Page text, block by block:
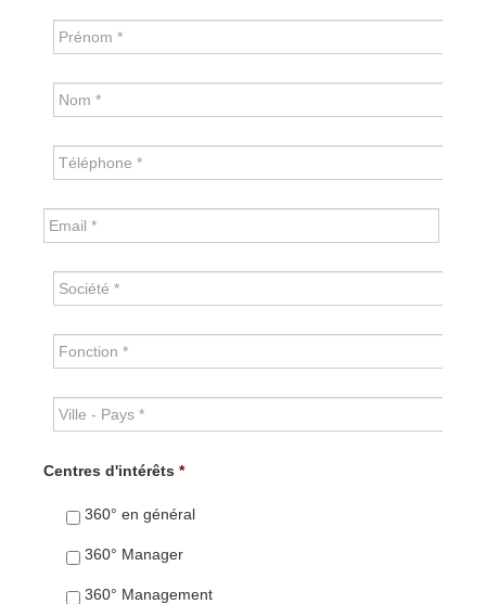
Centres d'intérêts *
360° en général
360° Manager
360° Management